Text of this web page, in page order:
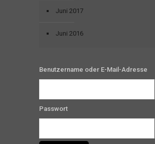
Juni 2017
Juni 2016
Benutzername oder E-Mail-Adresse
Passwort